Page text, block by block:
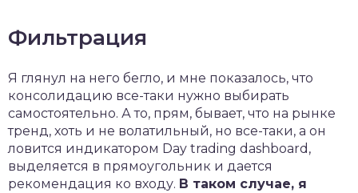
Фильтрация
Я глянул на него бегло, и мне показалось, что
консолидацию все-таки нужно выбирать
самостоятельно. А то, прям, бывает, что на рынке
тренд, хоть и не волатильный, но все-таки, а он
ловится индикатором Day trading dashboard,
выделяется в прямоугольник и дается
рекомендация ко входу. В таком случае, я